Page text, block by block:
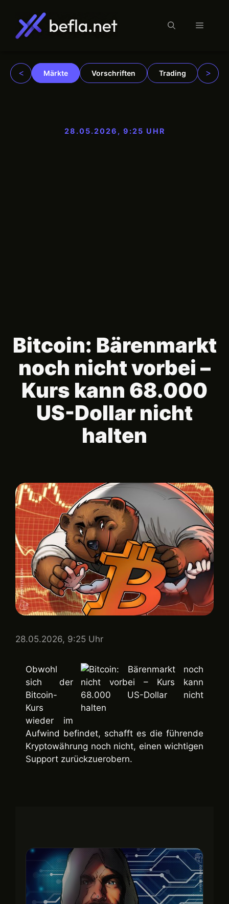
springen
Menü
< Märkte Vorschriften Trading >
28.05.2026, 9:25 UHR
Bitcoin: Bärenmarkt
noch nicht vorbei –
Kurs kann 68.000
US-Dollar nicht
halten
28.05.2026, 9:25 Uhr
Obwohl
sich der
Bitcoin-
Kurs
wieder im
Aufwind befindet, schafft es die führende
Kryptowährung noch nicht, einen wichtigen
Support zurückzuerobern.